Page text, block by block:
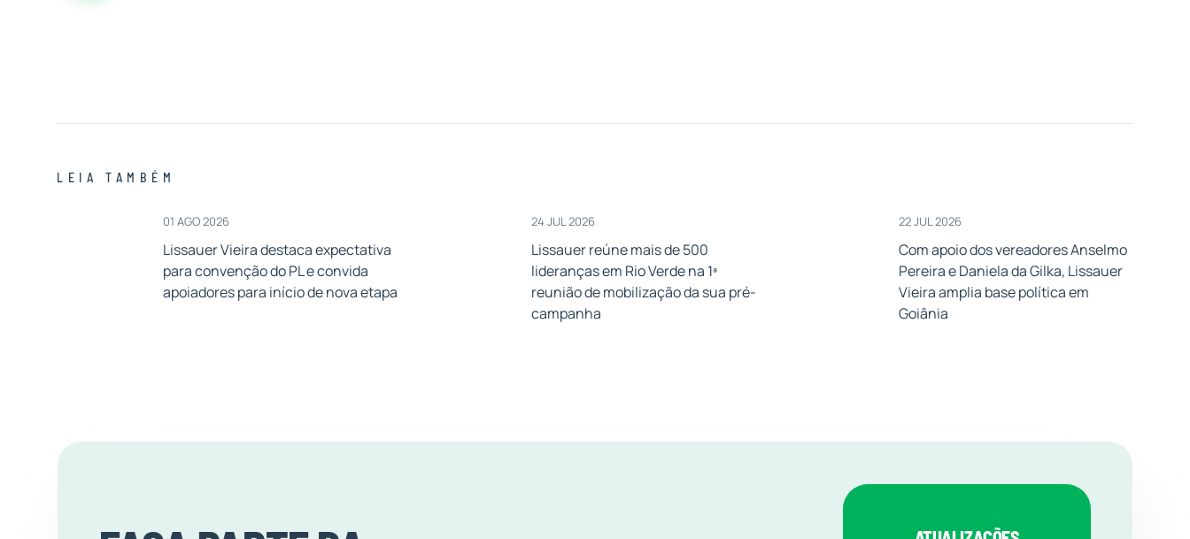
LEIA TAMBÉM
01 AGO 2026
Lissauer Vieira destaca expectativa
para convenção do PL e convida
apoiadores para início de nova etapa
24 JUL 2026
Lissauer reúne mais de 500
lideranças em Rio Verde na 1ª
reunião de mobilização da sua pré-
campanha
22 JUL 2026
Com apoio dos vereadores Anselmo
Pereira e Daniela da Gilka, Lissauer
Vieira amplia base política em
Goiânia